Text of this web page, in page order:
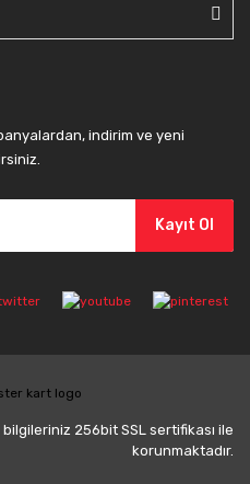
indirim ve yeni
Kayıt Ol
256bit SSL sertifikası ile
korunmaktadır.